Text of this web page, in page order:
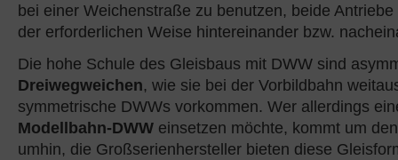
bei einer Weichenstraße zu benutzen, beide
der erforderlichen Weise hintereinander bzw.
Die hohe Schule des Gleisbaus mit DWW sind
Dreiwegweichen, wie sie bei der Vorbildbahn
symmetrische DWWs vorkommen. Wer allerdings
Modellbahn-DWW einsetzen möchte, kommt um
umhin, die Großserienhersteller bieten diese